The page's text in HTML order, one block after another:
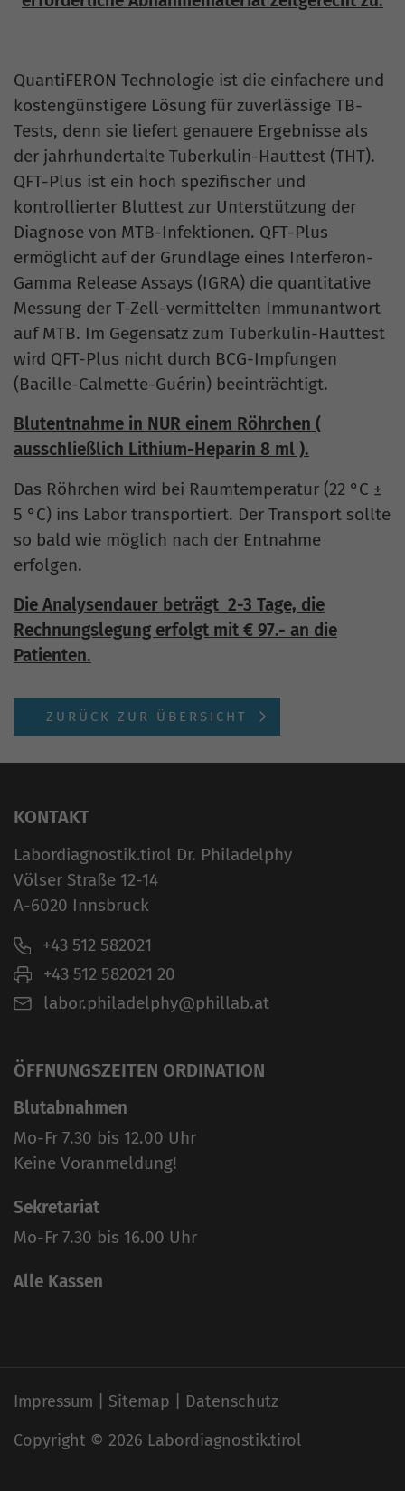
QuantiFERON Technologie ist die einfachere und
kostengünstigere Lösung für zuverlässige TB-
Tests, denn sie liefert genauere Ergebnisse als
der jahrhundertalte Tuberkulin-Hauttest (THT).
QFT-Plus ist ein hoch spezifischer und
kontrollierter Bluttest zur Unterstützung der
Diagnose von MTB-Infektionen. QFT-Plus
ermöglicht auf der Grundlage eines Interferon-
Gamma Release Assays (IGRA) die quantitative
Messung der T-Zell-vermittelten Immunantwort
auf MTB. Im Gegensatz zum Tuberkulin-Hauttest
wird QFT-Plus nicht durch BCG-Impfungen
(Bacille-Calmette-Guérin) beeinträchtigt.
Blutentnahme in NUR einem Röhrchen (
ausschließlich Lithium-Heparin 8 ml ).
Das Röhrchen wird bei Raumtemperatur (22 °C ±
5 °C) ins Labor transportiert. Der Transport sollte
so bald wie möglich nach der Entnahme
erfolgen.
Die Analysendauer beträgt 2-3 Tage, die
Rechnungslegung erfolgt mit € 97.- an die
Patienten.
ZURÜCK ZUR ÜBERSICHT
KONTAKT
Labordiagnostik.tirol Dr. Philadelphy
Völser Straße 12-14
A-6020 Innsbruck
+43 512 582021
+43 512 582021 20
labor.philadelphy@phillab.at
ÖFFNUNGSZEITEN ORDINATION
Blutabnahmen
Mo-Fr 7.30 bis 12.00 Uhr
Keine Voranmeldung!
Sekretariat
Mo-Fr 7.30 bis 16.00 Uhr
Alle Kassen
Impressum Sitemap
Datenschutz
Copyright © 2026 Labordiagnostik.tirol